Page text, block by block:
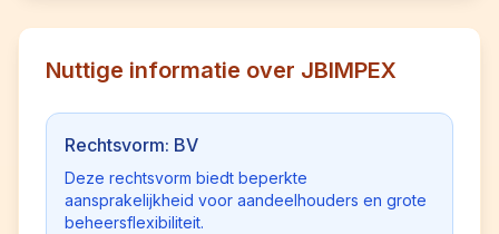
Nuttige informatie over JBIMPEX
Rechtsvorm: BV
Deze rechtsvorm biedt beperkte
aansprakelijkheid voor aandeelhouders en grote
beheersflexibiliteit.